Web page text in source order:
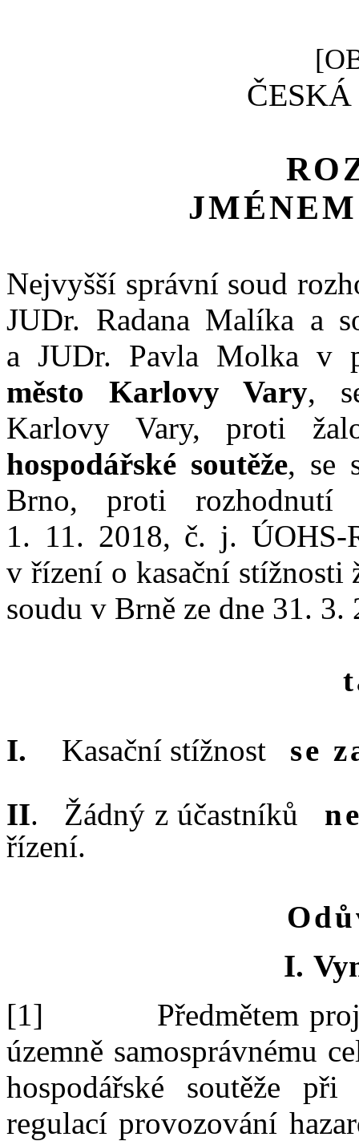
Nejvyšší správní soud
JUDr. Radana Malíka a
a JUDr. Pavla Molka v
město Karlovy Vary,
Karlovy Vary, proti
hospodářské soutěže, se
Brno, proti rozhodnutí
1. 11. 2018, č. j. ÚOHS‑
v řízení o kasační stížnosti
soudu v Brně ze dne 31. 3.
I. Kasační stížnost
se
II. Žádný z účastníků
řízení.
I.
[1]
Předmětem
územně samosprávnému
hospodářské soutěže při
regulací provozování